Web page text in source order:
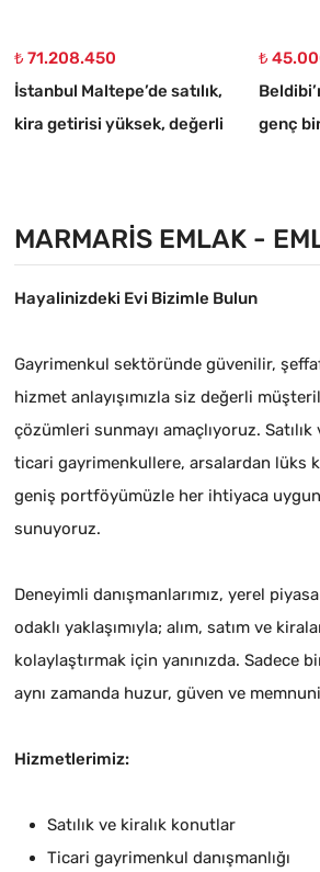
₺ 71.208.450
İstanbul Maltepe’de satılık,
kira getirisi yüksek, değerli
₺
genç
MARMARIS EMLAK -
Hayalinizdeki Evi Bizimle Bulun
Gayrimenkul sektöründe güvenilir,
hizmet anlayışımızla siz değerli
çözümleri sunmayı amaçlıyoruz.
ticari gayrimenkullere, arsalardan lüks
geniş portföyümüzle her ihtiyaca
sunuyoruz.
Deneyimli danışmanlarımız, yerel
odaklı yaklaşımıyla; alım, satım ve
kolaylaştırmak için yanınızda. Sadece
aynı zamanda huzur, güven ve
Hizmetlerimiz:
Satılık ve kiralık konutlar
Ticari gayrimenkul danışmanlığı